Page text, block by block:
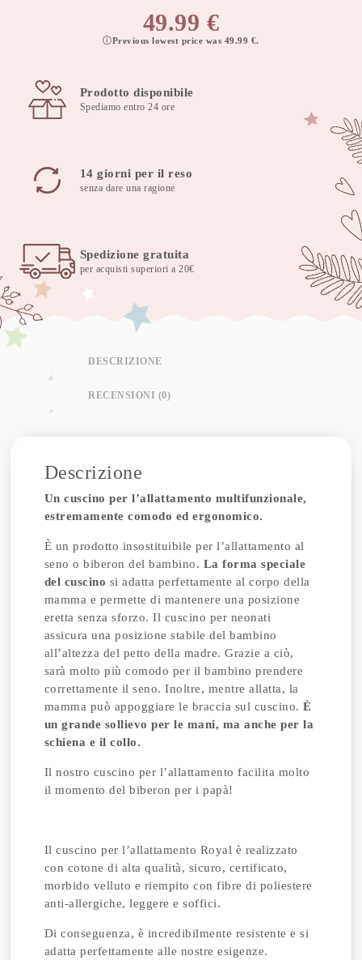
con
fodera
rimovibile
49.99 €
Previous lowest price was 49.99 €.
Prodotto disponibile
Spediamo entro 24 ore
14 giorni per il reso
senza dare una ragione
Spedizione gratuita
per acquisti superiori a 20€
DESCRIZIONE
RECENSIONI (0)
Descrizione
Un cuscino per l’allattamento multifunzionale,
estremamente comodo ed ergonomico.
È un prodotto insostituibile per l’allattamento al
seno o biberon del bambino. La forma speciale
del cuscino si adatta perfettamente al corpo della
mamma e permette di mantenere una posizione
eretta senza sforzo. Il cuscino per neonati
assicura una posizione stabile del bambino
all’altezza del petto della madre. Grazie a ciò,
sarà molto più comodo per il bambino prendere
correttamente il seno.Inoltre, mentre allatta, la
mamma può appoggiare le braccia sul cuscino.È
un grande sollievo per le mani, ma anche per la
schiena e il collo.
Il nostro cuscino per l’allattamento facilita molto
il momento del biberon per i papà!
Il cuscino per l’allattamento Royal è realizzato
con cotone di alta qualità, sicuro, certificato,
morbido velluto e riempito con fibre di poliestere
anti-allergiche, leggere e soffici.
Di conseguenza, è incredibilmente resistente e si
adatta perfettamente alle nostre esigenze.